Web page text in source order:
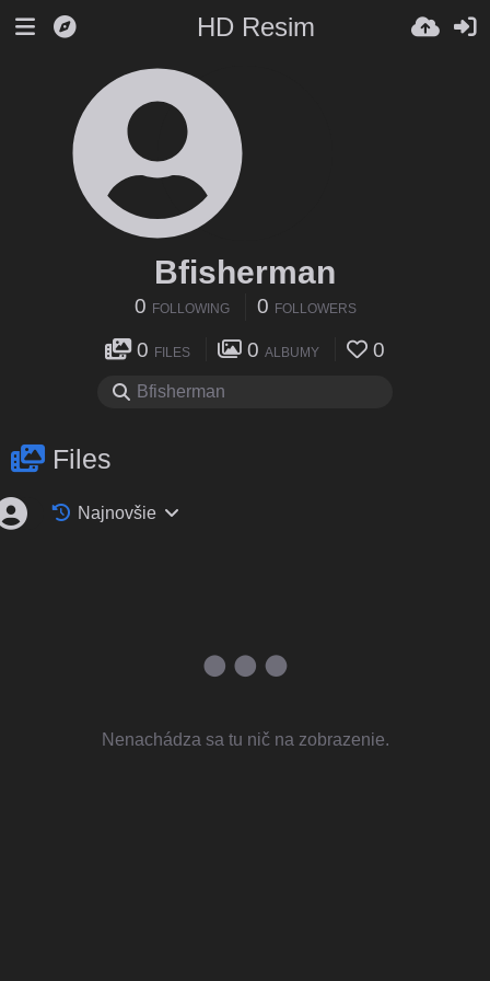
HD Resim
Bfisherman
0 FOLLOWING 0 FOLLOWERS
0 FILES 0 ALBUMY 0
Files
Najnovšie
Nenachádza sa tu nič na zobrazenie.